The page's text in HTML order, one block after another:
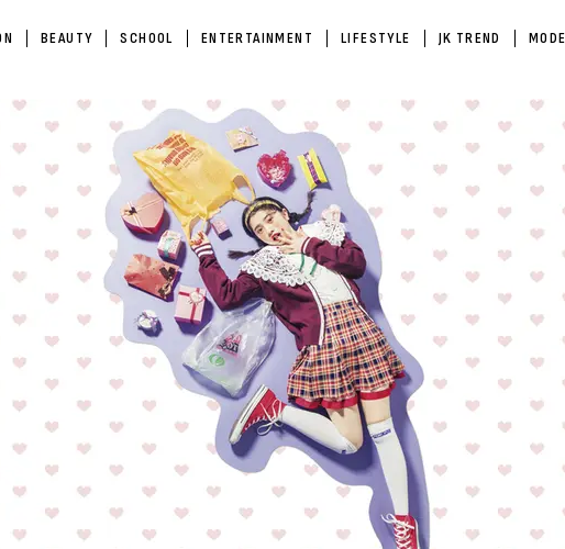
BEAUTY SCHOOL ENTERTAINMENT LIFESTYLE JK TREND